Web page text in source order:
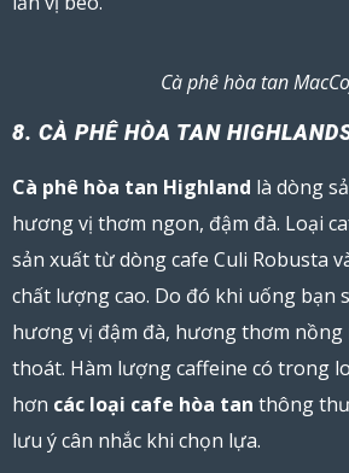
Cà phê hòa tan
8. CÀ PHÊ HÒA TAN
Cà phê hòa tan Highland là dòng
hương vị thơm ngon, đậm đà. Loại
sản xuất từ dòng cafe Culi Robusta
chất lượng cao. Do đó khi uống bạn
hương vị đậm đà, hương thơm nồng
thoát. Hàm lượng caffeine có trong
hơn các loại cafe hòa tan thông
lưu ý cân nhắc khi chọn lựa.